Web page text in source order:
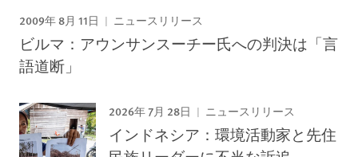
2009年 8月 11日 ニュースリリース
ビルマ：アウンサンスーチー氏への判決は「言
語道断」
2026年 7月 28日 ニュースリリース
インドネシア：環境活動家と先住